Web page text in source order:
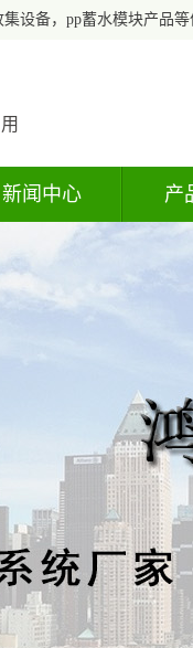
设备，pp蓄水模块产品等
新闻中心 产